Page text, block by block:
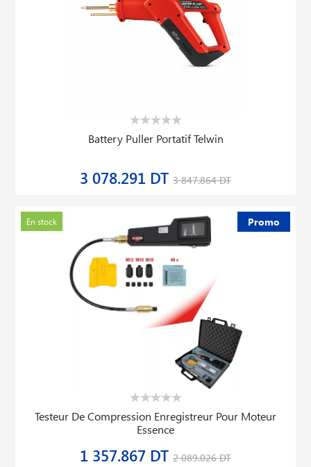
Battery Puller Portatif Telwin
3 078.291 DT 3 847.864 DT
Promo
En stock
Testeur De Compression Enregistreur Pour Moteur
Essence
1 357.867 DT 2 089.026 DT